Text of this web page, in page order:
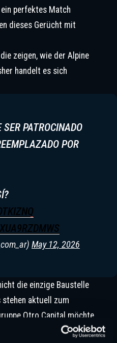
Vowles
Von
perfektes Match
dieses Gerücht mit
zeigen, wie der Alpine
handelt es sich
PATROCINADO
POR
May 12, 2026
die einzige Baustelle
stehen aktuell zum
Otro Capital möchte
sich gleich zwei